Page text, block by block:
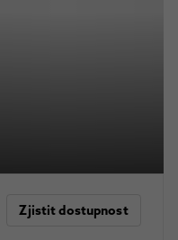
Zjistit dostupnost